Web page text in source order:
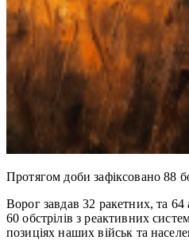
Протягом доби зафіксовано 88
Ворог завдав 32 ракетних, та 64
60 обстрілів з реактивних
позиціях наших військ та